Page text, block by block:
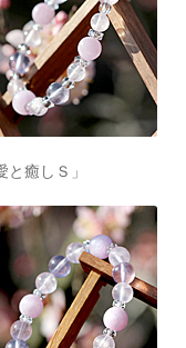
と癒しＳ」